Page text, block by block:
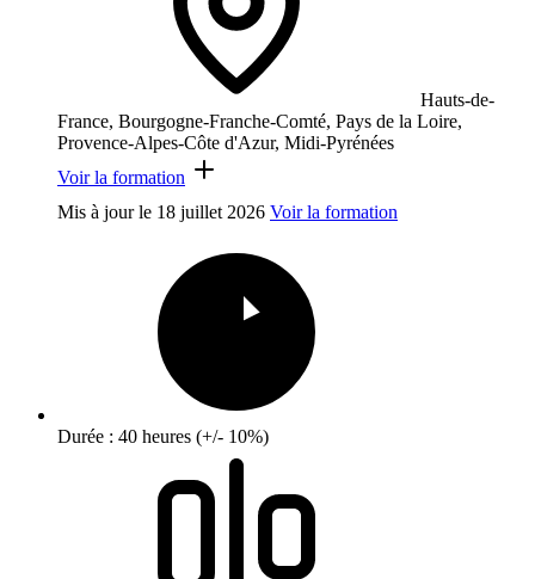
Hauts-de-
France, Bourgogne-Franche-Comté, Pays de la Loire,
Provence-Alpes-Côte d'Azur, Midi-Pyrénées
Voir la formation
Mis à jour le 18 juillet 2026 Voir la formation
Durée : 40 heures (+/- 10%)